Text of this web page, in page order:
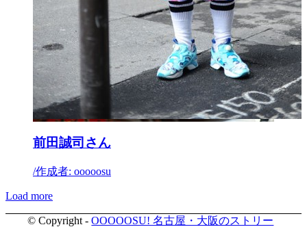
前田誠司さん
/作成者: ooooosu
Load more
© Copyright -OOOOOSU! 名古屋・大阪のストリー